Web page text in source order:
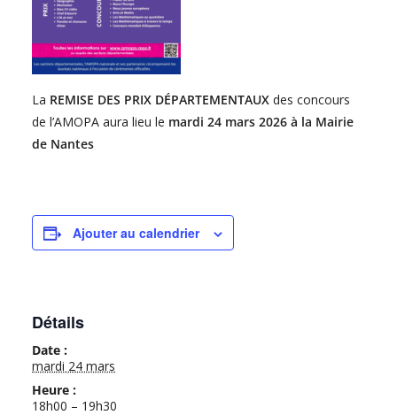
La REMISE DES PRIX DÉPARTEMENTAUX des concours
de l’AMOPA aura lieu le mardi 24 mars 2026 à la Mairie
de Nantes
Ajouter au calendrier
Détails
Date :
mardi 24 mars
Heure :
18h00 – 19h30